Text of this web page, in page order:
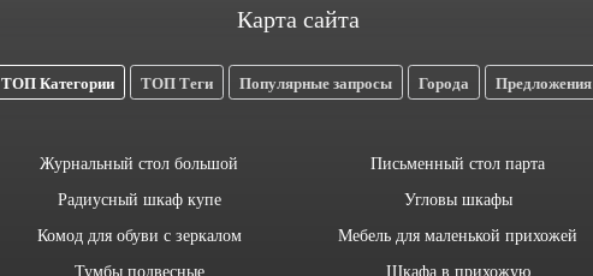
Карта сайта
ТОП Категории ТОП Теги Популярные запросы Города Предложения
Журнальный стол большой
Радиусный шкаф купе
Комод для обуви с зеркалом
Тумбы подвесные
Письменный стол парта
Угловы шкафы
Мебель для маленькой прихожей
Шкафа в прихожую